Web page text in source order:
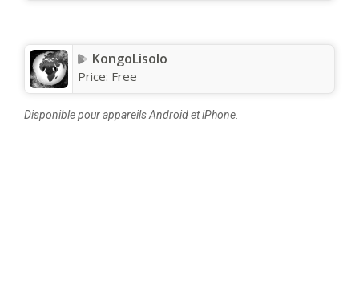
KongoLisolo
Price: Free
Disponible pour appareils Android et iPhone.